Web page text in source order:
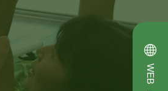
WEB予約